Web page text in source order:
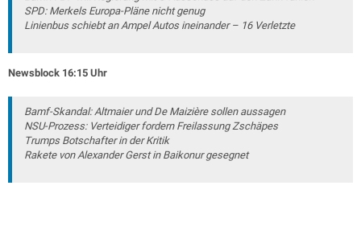
SPD: Merkels Europa-Pläne nicht genug
Linienbus schiebt an Ampel Autos ineinander – 16 Verletzte
Newsblock 16:15 Uhr
Bamf-Skandal: Altmaier und De Maizière sollen aussagen
NSU-Prozess: Verteidiger fordern Freilassung Zschäpes
Trumps Botschafter in der Kritik
Rakete von Alexander Gerst in Baikonur gesegnet